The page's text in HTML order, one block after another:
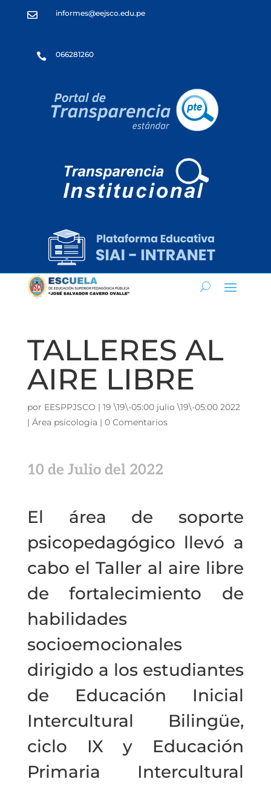
 informes@eejsco.edu.pe
 066281260
TALLERES AL
AIRE LIBRE
por EESPPJSCO | 19 \19\-05:00 julio \19\-05:00 2022
| Área psicologia | 0 Comentarios
10 de Julio del 2022
El área de soporte
psicopedagógico llevó a
cabo el Taller al aire libre
de fortalecimiento de
habilidades
socioemocionales
dirigido a los estudiantes
de Educación Inicial
Intercultural Bilingüe,
ciclo IX y Educación
Primaria Intercultural